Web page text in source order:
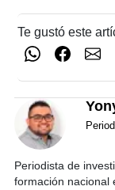
Te gustó este
Periodista de
formación nacional